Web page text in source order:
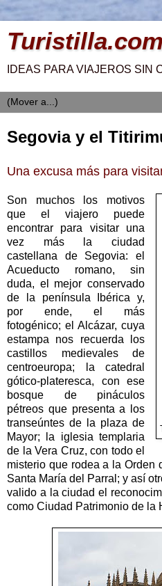
IDEAS PARA VIAJEROS SIN
Segovia y el
Una excusa más para
Son muchos los motivos
que el viajero puede
encontrar para visitar una
vez más la ciudad
castellana de Segovia: el
Acueducto romano, sin
duda, el mejor conservado
de la península Ibérica y,
por ende, el más
fotogénico; el Alcázar, cuya
estampa nos recuerda los
castillos medievales de
centroeuropa; la catedral
gótico-plateresca, con ese
bosque de pináculos
pétreos que presenta a los
transeúntes de la plaza de
Mayor; la iglesia templaria
de la Vera Cruz, con todo el
misterio que rodea a la Orden
Santa María del Parral; y así
valido a la ciudad el
como Ciudad Patrimonio de la